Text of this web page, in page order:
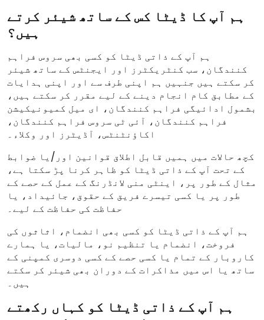
ہم آپ کا ڈیٹا کس کے ساتھ شیئر کرتے
ہیں؟
ہم آپ کے ذاتی ڈیٹا کو کسی بھی سروس فراہم
کنندگان، سب کنٹریکٹرز اور ایجنٹس کے ساتھ شیئر
کر سکتے ہیں جنہیں ہم اپنی طرف سے اور اپنی ہدایات
کے مطابق کام انجام دینے کے لیے مقرر کر سکتے ہیں،
بشمول ادائیگی فراہم کنندگان، ای میل کمیونیکیشن
فراہم کنندگان، آئی ٹی سروس فراہم کنندگان،
اکاؤنٹنٹس، آڈیٹرز اور وکلاء۔
کچھ حالات میں ہمیں قابل اطلاق قوانین اور/یا ضوابط
کے تحت آپ کے ذاتی ڈیٹا کو ظاہر کرنا پڑ سکتا ہے،
مثال کے طور پر، اینٹی منی لانڈرنگ کے عمل کے حصے کے
طور پر یا کسی تیسرے فریق کے حقوق، جائیداد، یا
حفاظت کی حفاظت کے لیے۔
ہم آپ کے ذاتی ڈیٹا کو کسی بھی انضمام، اثاثوں کی
فروخت، انضمام یا تنظیم نو، مالیات، یا ہمارے
کاروبار کے تمام یا کسی حصے کے کسی دوسری کمپنی کے
ساتھ یا اس میں مذاکرات کے دوران بھی شیئر کر سکتے
ہیں۔
ہم آپ کے ذاتی ڈیٹا کو کہاں رکھتے